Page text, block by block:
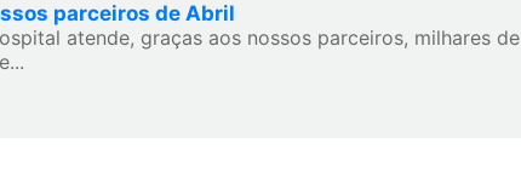
parceiros de Abril
atende, graças aos nossos parceiros, milhares de